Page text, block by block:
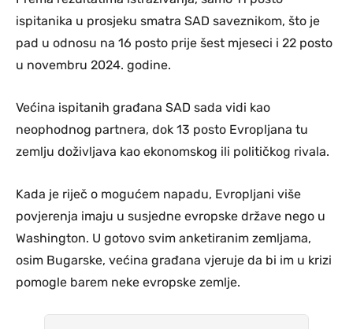
ispitanika u prosjeku smatra SAD saveznikom, što je
pad u odnosu na 16 posto prije šest mjeseci i 22 posto
u novembru 2024. godine.
Većina ispitanih građana SAD sada vidi kao
neophodnog partnera, dok 13 posto Evropljana tu
zemlju doživljava kao ekonomskog ili političkog rivala.
Kada je riječ o mogućem napadu, Evropljani više
povjerenja imaju u susjedne evropske države nego u
Washington. U gotovo svim anketiranim zemljama,
osim Bugarske, većina građana vjeruje da bi im u krizi
pomogle barem neke evropske zemlje.